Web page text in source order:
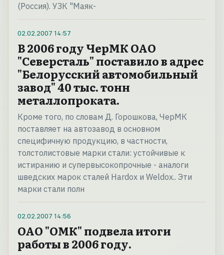
(Россия). УЗК "Маяк-
02.02.2007 14:57
В 2006 году ЧерМК ОАО
"Северсталь" поставило в адрес
"Белорусский автомобильный
завод" 40 тыс. тонн
металлопроката.
Кроме того, по словам Д. Горошкова, ЧерМК
поставляет на автозавод в основном
специфичную продукцию, в частности,
толстолистовые марки стали: устойчивые к
истиранию и супервысокопрочные - аналоги
шведских марок сталей Hardox и Weldox.. Эти
марки стали полн
02.02.2007 14:56
ОАО "ОМК" подвела итоги
работы в 2006 году.